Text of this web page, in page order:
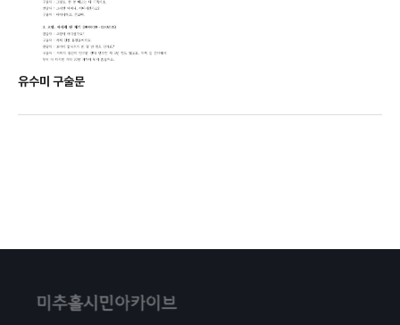
유수미 구술문